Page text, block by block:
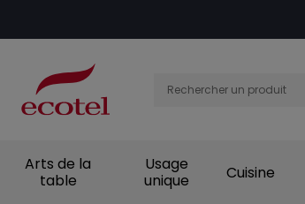
Arts de la
table
Usage
unique
Cuisine